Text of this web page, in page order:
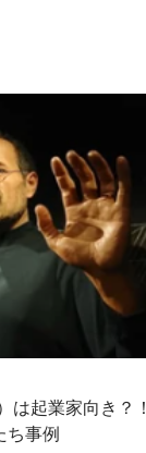
は起業家向き？！
ち事例